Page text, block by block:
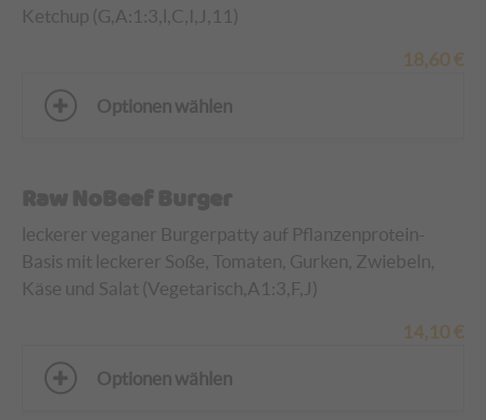
Ketchup (G,A:1:3,l,C,I,J,11)
18,60 €
Optionen wählen
Raw NoBeef Burger
leckerer veganer Burgerpatty auf Pflanzenprotein-
Basis mit leckerer Soße, Tomaten, Gurken, Zwiebeln,
Käse und Salat (Vegetarisch,A1:3,F,J)
14,10 €
Optionen wählen